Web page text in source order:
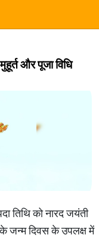
और पूजा विधि
तिथि को नारद जयंती
के जन्म दिवस के उपलक्ष में